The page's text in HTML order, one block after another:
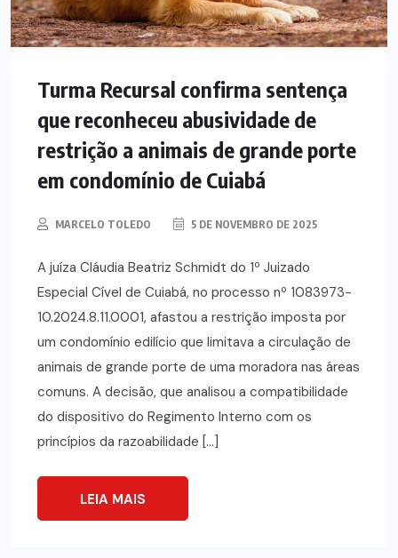
Turma Recursal confirma sentença
que reconheceu abusividade de
restrição a animais de grande porte
em condomínio de Cuiabá
MARCELO TOLEDO 5 DE NOVEMBRO DE 2025
A juíza Cláudia Beatriz Schmidt do 1º Juizado
Especial Cível de Cuiabá, no processo nº 1083973-
10.2024.8.11.0001, afastou a restrição imposta por
um condomínio edilício que limitava a circulação de
animais de grande porte de uma moradora nas áreas
comuns. A decisão, que analisou a compatibilidade
do dispositivo do Regimento Interno com os
princípios da razoabilidade […]
LEIA MAIS